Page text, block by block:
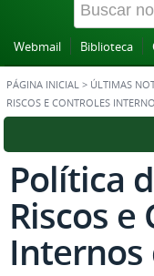
Webmail Biblioteca
PÁGINA INICIAL > ÚLTIMAS
RISCOS E CONTROLES
Política
Riscos e
Internos